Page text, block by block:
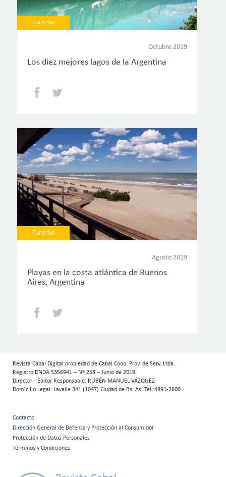
Turismo
Octubre 2019
Los diez mejores lagos de la Argentina
Facebook
Turismo
Agosto 2019
Playas en la costa atlántica de Buenos
Aires, Argentina
Facebook
Revista Cabal Digital propiedad de Cabal Coop. Prov. de Serv. Ltda.
Registro DNDA 5356941 – Nº 253 – Junio de 2019
Director - Editor Responsable: RUBÉN MANUEL VÁZQUEZ
Domicilio Legal: Lavalle 341 (1047) Ciudad de Bs. As. Tel.:4891-2600
Menú
secundario
Contacto
Dirección General de Defensa y Protección al Consumidor
Protección de Datos Personales
Términos y Condiciones